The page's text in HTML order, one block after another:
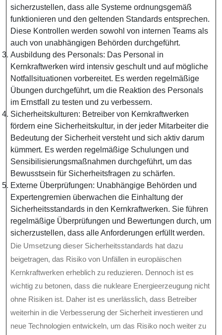
sicherzustellen, dass alle Systeme ordnungsgemäß
funktionieren und den geltenden Standards entsprechen.
Diese Kontrollen werden sowohl von internen Teams als
auch von unabhängigen Behörden durchgeführt.
Ausbildung des Personals: Das Personal in
Kernkraftwerken wird intensiv geschult und auf mögliche
Notfallsituationen vorbereitet. Es werden regelmäßige
Übungen durchgeführt, um die Reaktion des Personals
im Ernstfall zu testen und zu verbessern.
Sicherheitskulturen: Betreiber von Kernkraftwerken
fördern eine Sicherheitskultur, in der jeder Mitarbeiter die
Bedeutung der Sicherheit versteht und sich aktiv darum
kümmert. Es werden regelmäßige Schulungen und
Sensibilisierungsmaßnahmen durchgeführt, um das
Bewusstsein für Sicherheitsfragen zu schärfen.
Externe Überprüfungen: Unabhängige Behörden und
Expertengremien überwachen die Einhaltung der
Sicherheitsstandards in den Kernkraftwerken. Sie führen
regelmäßige Überprüfungen und Bewertungen durch, um
sicherzustellen, dass alle Anforderungen erfüllt werden.
Die Umsetzung dieser Sicherheitsstandards hat dazu
beigetragen, das Risiko von Unfällen in europäischen
Kernkraftwerken erheblich zu reduzieren. Dennoch ist es
wichtig zu betonen, dass die nukleare Energieerzeugung nicht
ohne Risiken ist. Daher ist es unerlässlich, dass Betreiber
weiterhin in die Verbesserung der Sicherheit investieren und
neue Technologien entwickeln, um das Risiko noch weiter zu